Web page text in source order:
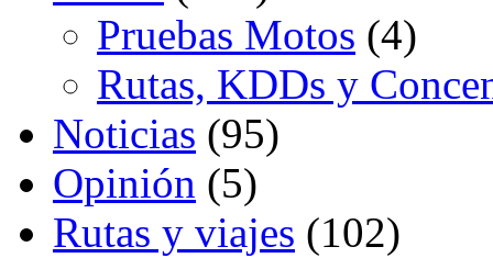
Pruebas Motos (4)
Rutas, KDDs y
Noticias (95)
Opinión (5)
Rutas y viajes (102)